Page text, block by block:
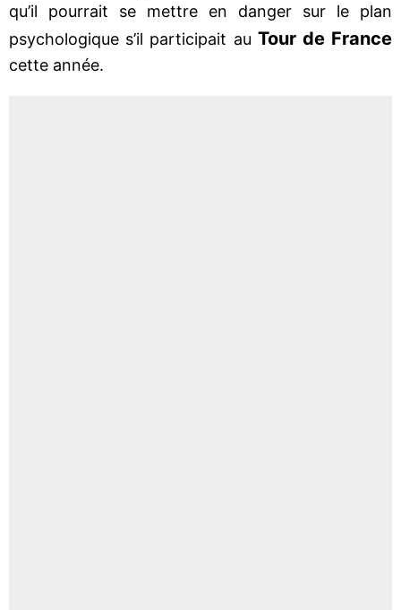
qu’il pourrait se mettre en danger sur le plan
psychologique s’il participait au Tour de France
cette année.